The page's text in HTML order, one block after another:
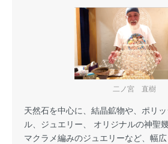
二ノ宮 直樹
天然石を中心に、結晶鉱物や、ポリ
ル、ジュエリー、 オリジナルの神聖
マクラメ編みのジュエリーなど、幅